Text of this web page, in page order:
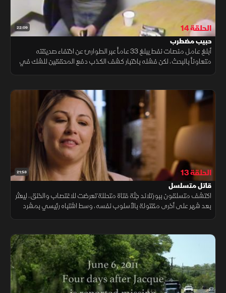
22:09 الحلقة 14
حبيب مضطرب
أبلغ عامل منصات نفط يبلغ 33 عاماً عبر الطوارئ عن اختفاء صديقته
متعاوناً بالبحث، لكن فشله باختبار كشف الكذب دفع المحققين للشك في
21:53 الحلقة 13
قاتل متسلسل
اكتشف متسلقون ببورتلاند جثة فتاة متحللة تعرضت للاغتصاب والخنق، ليعثر
بعد شهر على أخرى مقتولة بالأسلوب نفسه، وسط اشتباه رئيسي بمشرد